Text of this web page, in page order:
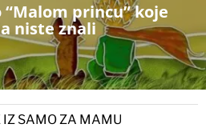
princu” koje
niste znali
IZ SAMO ZA MAMU